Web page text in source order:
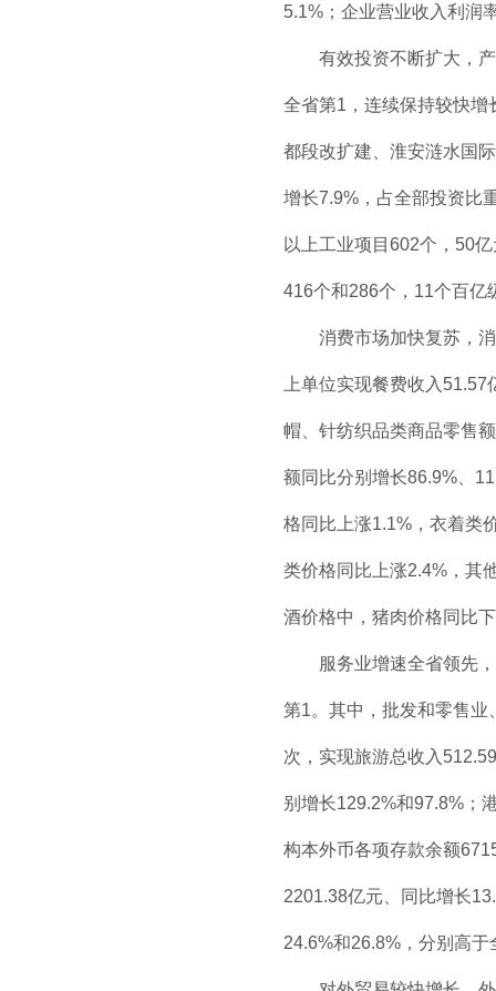
5.1%；企业营业收入利润
有效投资不断扩大，产
全省第1，连续保持较快增
都段改扩建、淮安涟水国
增长7.9%，占全部投资比
以上工业项目602个，50
416个和286个，11个百亿
消费市场加快复苏，消
上单位实现餐费收入
帽、针纺织品类商品零售
额同比分别增长86.9%、
格同比上涨1.1%，衣着类
类价格同比上涨2.4%，其
酒价格中，猪肉价格同比
服务业增速全省领先，
第1。其中，批发和零售业
次，实现旅游总收入
别增长129.2%和97.8%；
构本外币各项存款余额
2201.38亿元、同比增长
24.6%和26.8%，分别高